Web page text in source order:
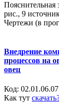
Пояснительная
рис., 9
Чертежи (в
Внедрение
процессов на
овец
Код:
Как тут